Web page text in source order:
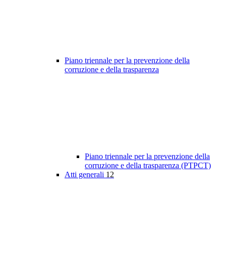
Piano triennale per la prevenzione della
corruzione e della trasparenza
Piano triennale per la prevenzione della
corruzione e della trasparenza (PTPCT)
Atti generali 12